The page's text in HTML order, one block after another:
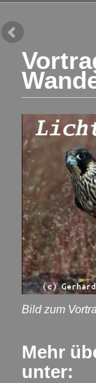
Bild zum
Mehr
unter: